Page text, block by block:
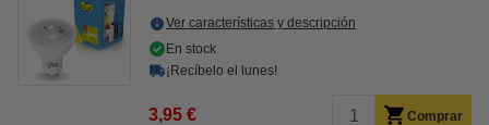
Ver características y descripción
En stock
¡Recíbelo el lunes!
3,95 € Comprar